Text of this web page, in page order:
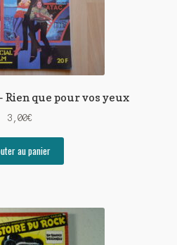
Rien que pour vos yeux
3,00€
au panier